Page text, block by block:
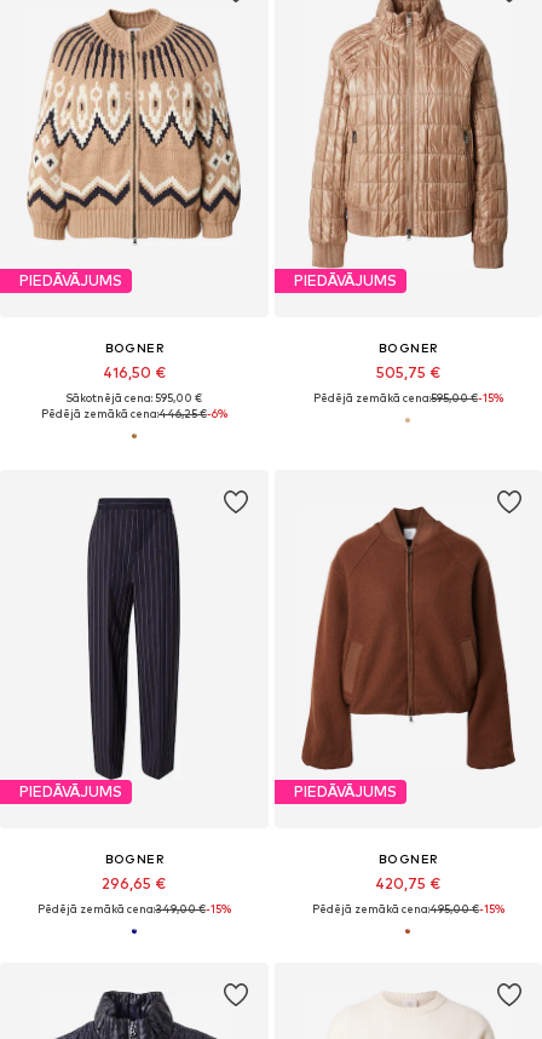
PIEDĀVĀJUMS
BOGNER
416,50 €
Sākotnējā cena: 595,00 €
Pēdējā zemākā cena:446,25 €-6%
PIEDĀVĀJUMS
BOGNER
505,75 €
Pēdējā zemākā cena:595,00 €-15%
PIEDĀVĀJUMS
BOGNER
296,65 €
Pēdējā zemākā cena:349,00 €-15%
PIEDĀVĀJUMS
BOGNER
420,75 €
Pēdējā zemākā cena:495,00 €-15%